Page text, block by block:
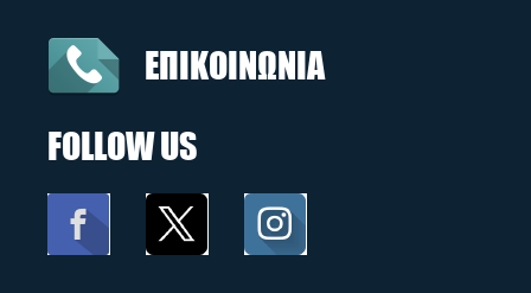
ΕΠΙΚΟΙΝΩΝΙΑ
FOLLOW US